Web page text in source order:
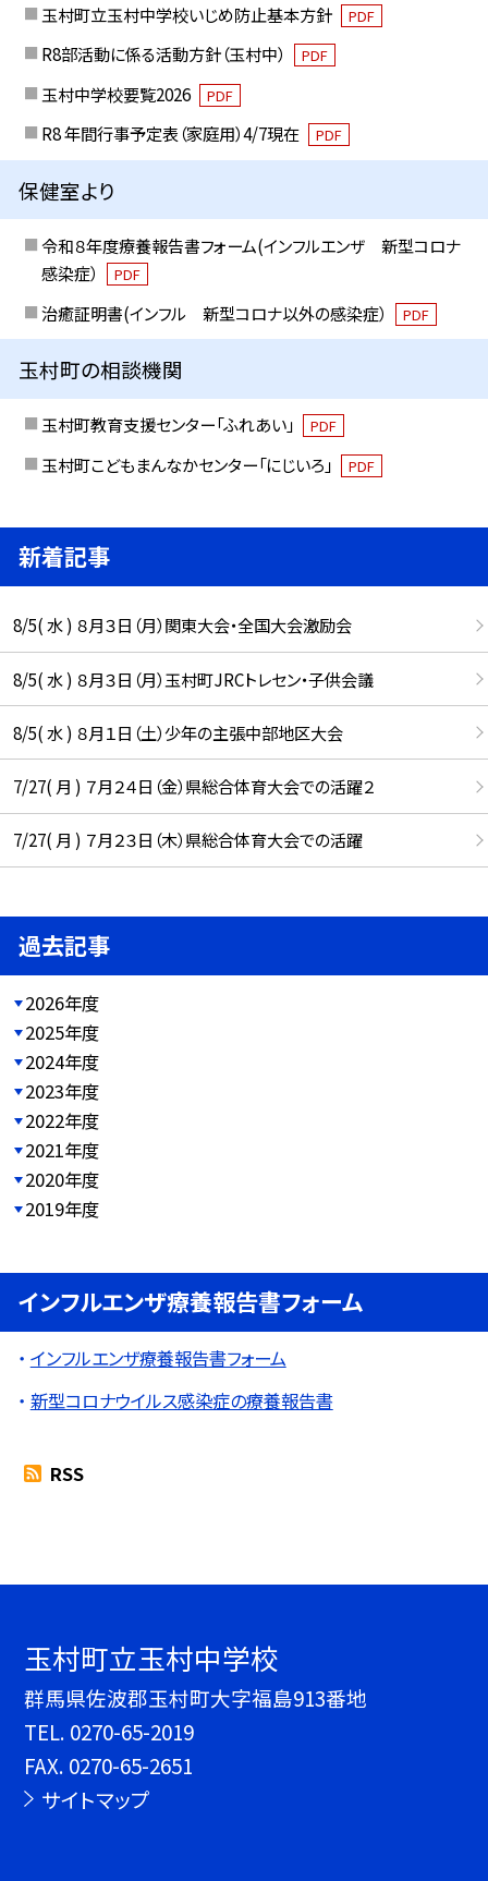
玉村町立玉村中学校いじめ防止基本方針 PDF
R8部活動に係る活動方針（玉村中） PDF
玉村中学校要覧2026 PDF
R8 年間行事予定表（家庭用）4/7現在 PDF
保健室より
令和８年度療養報告書フォーム(インフルエンザ 新型コロナ
感染症）
PDF
治癒証明書(インフル 新型コロナ以外の感染症） PDF
玉村町の相談機関
玉村町教育支援センター「ふれあい」 PDF
玉村町こどもまんなかセンター「にじいろ」 PDF
新着記事
8/5( 水 ) ８月３日（月）関東大会・全国大会激励会
8/5( 水 ) ８月３日（月）玉村町JRCトレセン・子供会議
8/5( 水 ) ８月１日（土）少年の主張中部地区大会
7/27( 月 ) ７月２４日（金）県総合体育大会での活躍２
7/27( 月 ) ７月２３日（木）県総合体育大会での活躍
過去記事
2026年度
2025年度
2024年度
2023年度
2022年度
2021年度
2020年度
2019年度
インフルエンザ療養報告書フォーム
インフルエンザ療養報告書フォーム
新型コロナウイルス感染症の療養報告書
RSS
玉村町立玉村中学校
群馬県佐波郡玉村町大字福島913番地
TEL. 0270-65-2019
FAX. 0270-65-2651
サイトマップ